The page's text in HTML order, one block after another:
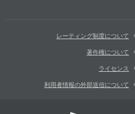
レーティング制度について
著作権について
ライセンス
利用者情報の外部送信について